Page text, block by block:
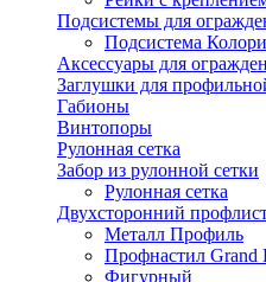
Подсистемы для
Подсистема
Аксессуары для
Заглушки для
Габионы
Винтопоры
Рулонная сетка
Забор из рулонной сетки
Рулонная сетка
Двухсторонний
Металл Профиль
Профнастил Grand
Фигурный